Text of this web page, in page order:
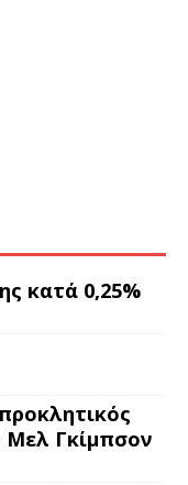
κατά 0,25%
Μελ Γκίμπσον